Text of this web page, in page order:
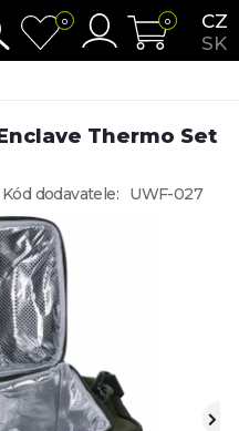
CZ
SK
0 0
Thermo Set
Kód dodavatele: UWF-027